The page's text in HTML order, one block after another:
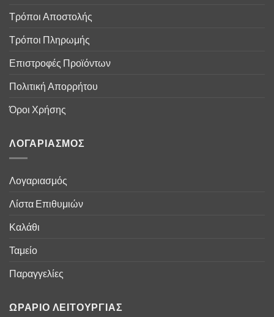
Τρόποι Αποστολής
Τρόποι Πληρωμής
Επιστροφές Προϊόντων
Πολιτική Απορρήτου
Όροι Χρήσης
ΛΟΓΑΡΙΑΣΜΟΣ
Λογαριασμός
Λίστα Επιθυμιών
Καλάθι
Ταμείο
Παραγγελίες
ΩΡΑΡΙΟ ΛΕΙΤΟΥΡΓΙΑΣ